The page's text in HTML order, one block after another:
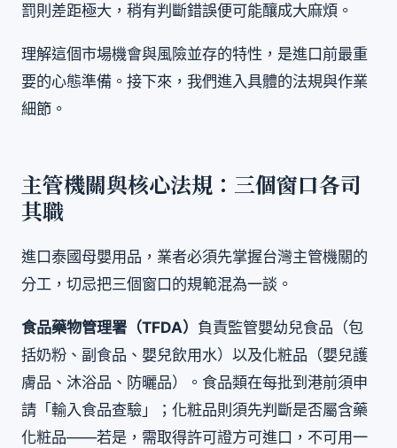
罰則差距極大，稍有判斷錯誤便可能釀成大麻煩。
理解這個市場機會與風險並存的特性，是進口前最重
要的心態準備。接下來，我們進入具體的法規與作業
細節。
主管機關與核心法規：三個窗口各司
其職
進口泰國母嬰用品，業者必須先掌握台灣主管機關的
分工，切忌把三個窗口的規範混為一談。
食品藥物管理署（TFDA） 負責監管嬰幼兒食品（包
括奶粉、副食品、嬰兒飲用水）以及化粧品（嬰兒護
膚品、沐浴品、防曬品）。食品類在每批到港前須申
請「輸入食品查驗」；化粧品則須先判斷是否屬含藥
化粧品——若是，需取得許可證方可進口，不可用一